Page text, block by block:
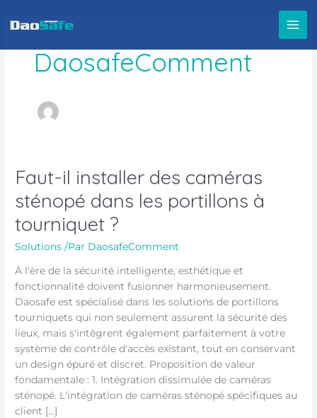
au
DaosafeComment
Faut-il installer des caméras
sténopé dans les portillons à
tourniquet ?
Solutions /Par DaosafeComment
À l'ère de la sécurité intelligente, esthétique et
fonctionnalité doivent fusionner harmonieusement.
Daosafe est spécialisé dans les solutions de portillons
tourniquets qui non seulement assurent la sécurité des
lieux, mais s'intègrent également parfaitement à votre
système de contrôle d'accès existant, tout en conservant
un design épuré et discret. Proposition de valeur
fondamentale : 1. Intégration dissimulée de caméras
sténopé. L'intégration de caméras sténopé spécifiques au
client […]
Faut-
installer
des
sténopé
dans
les
portillons
à
tourniquet
?